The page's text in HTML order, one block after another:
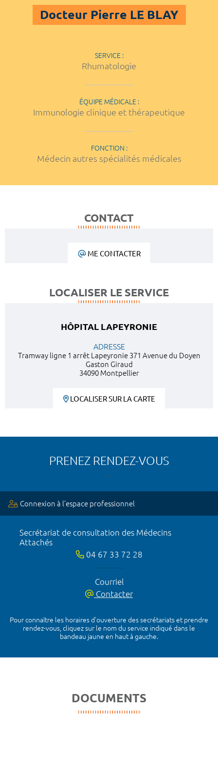
Docteur Pierre LE BLAY
SERVICE :
Rhumatologie
ÉQUIPE MÉDICALE :
Immunologie clinique et thérapeutique
FONCTION :
Médecin autres spécialités médicales
CONTACT
ME CONTACTER
LOCALISER LE SERVICE
HÔPITAL LAPEYRONIE
ADRESSE
Tramway ligne 1 arrêt Lapeyronie 371 Avenue du Doyen
Gaston Giraud
34090 Montpellier
LOCALISER SUR LA CARTE
PRENEZ RENDEZ-VOUS
Connexion à l’espace professionnel
Secrétariat de consultation des Médecins
Attachés
04 67 33 72 28
Courriel
Contacter
Pour connaître les horaires d’ouverture des secrétariats et prendre
rendez-vous, cliquez sur le nom du service indiqué dans le
bandeau jaune en haut à gauche.
DOCUMENTS